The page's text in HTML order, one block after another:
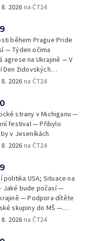
8. 2026 na ČT24
během Prague Pride
— Týden očima
agrese na Ukrajině — V
Den židovských
slaví 25 let na
epidemie digitálních
Demolice vyhořelé
Zlíně
8. 2026 na ČT24
strany v Michiganu —
festival — Přibylo
v Jeseníkách
8. 2026 na ČT24
politika USA; Situace na
Jaké bude počasí —
— Podpora dítěte
skupiny do MŠ —
— Dvě deci tuše v
8. 2026 na ČT24